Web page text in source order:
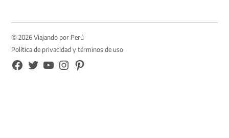
© 2026 Viajando por Perú
Política de privacidad y términos de uso
FB
TW YouTubeInstagramPinterest